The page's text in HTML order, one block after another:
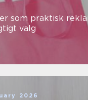
som praktisk
valg
2026